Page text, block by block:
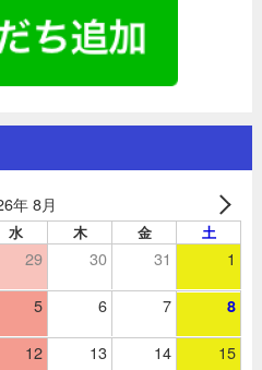
年 8月
水 木 金 土
29 30 31 1
5 6 7 8
12 13 14 15